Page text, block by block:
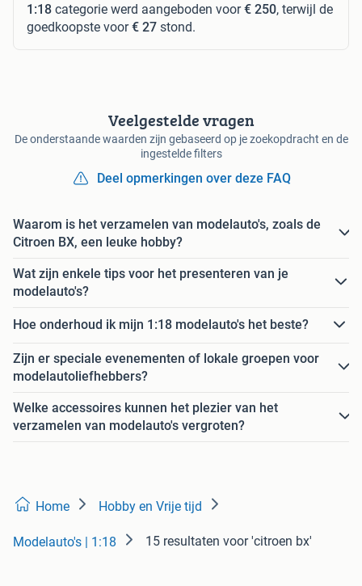
1:18 categorie werd aangeboden voor€ 250, terwijl de
goedkoopste voor€ 27 stond.
Veelgestelde vragen
De onderstaande waarden zijn gebaseerd op je zoekopdracht en de
ingestelde filters
Deel opmerkingen over deze FAQ
Waarom is het verzamelen van modelauto's, zoals de
Citroen BX, een leuke hobby?
Wat zijn enkele tips voor het presenteren van je
modelauto's?
Hoe onderhoud ik mijn 1:18 modelauto's het beste?
Zijn er speciale evenementen of lokale groepen voor
modelautoliefhebbers?
Welke accessoires kunnen het plezier van het
verzamelen van modelauto's vergroten?
Home Hobby en Vrije tijd
Modelauto's | 1:18 15 resultaten voor 'citroen bx'